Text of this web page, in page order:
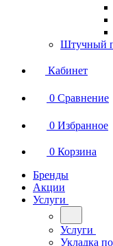
Штучный
Кабинет
0 Сравнение
0 Избранное
0 Корзина
Бренды
Акции
Услуги
Услуги
Укладка